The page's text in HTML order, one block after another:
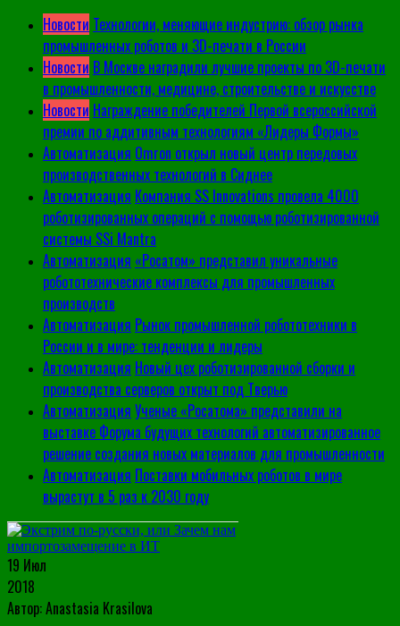
Новости Технологии, меняющие индустрию: обзор рынка
промышленных роботов и 3D-печати в России
Новости В Москве наградили лучшие проекты по 3D-печати
в промышленности, медицине, строительстве и искусстве
Новости Награждение победителей Первой всероссийской
премии по аддитивным технологиям «Лидеры Формы»
Автоматизация Omron открыл новый центр передовых
производственных технологий в Сиднее
Автоматизация Компания SS Innovations провела 4000
роботизированных операций с помощью роботизированной
системы SSi Mantra
Автоматизация «Росатом» представил уникальные
робототехнические комплексы для промышленных
производств
Автоматизация Рынок промышленной робототехники в
России и в мире: тенденции и лидеры
Автоматизация Новый цех роботизированной сборки и
производства серверов открыт под Тверью
Автоматизация Ученые «Росатома» представили на
выставке Форума будущих технологий автоматизированное
решение создания новых материалов для промышленности
Автоматизация Поставки мобильных роботов в мире
вырастут в 5 раз к 2030 году
19 Июл
2018
Автор: Anastasia Krasilova